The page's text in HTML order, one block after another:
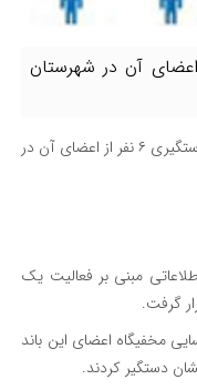
رباط‌کریم از انهدام یک شرکت هرمی و دستگیری ۶ نفر از اعضای آن در شهرستان
از رباط‌کریم، فرمانده انتظامی شهرستان رباط‌کریم از انهدام یک شرکت هرمی و دستگیری ۶ نفر از اعضای آن در
مبنی بر فعالیت یک
گرفت.
مخفیگاه اعضای این باند